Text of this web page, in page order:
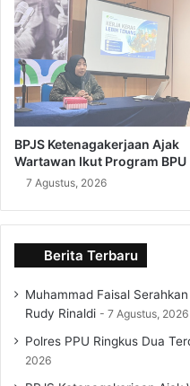
BPJS Ketenagakerjaan Ajak
Wartawan Ikut Program BPU
7 Agustus, 2026
Berita Terbaru
Muhammad Faisal
Rudy Rinaldi
7 Agustus, 2026
Polres PPU Ringkus Dua
2026